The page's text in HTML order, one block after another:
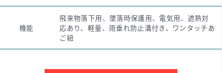
機能
飛来物落下用、墜落時保護用、電気用、遮熱対
応あり、軽量、雨垂れ防止溝付き、ワンタッチあ
ご紐